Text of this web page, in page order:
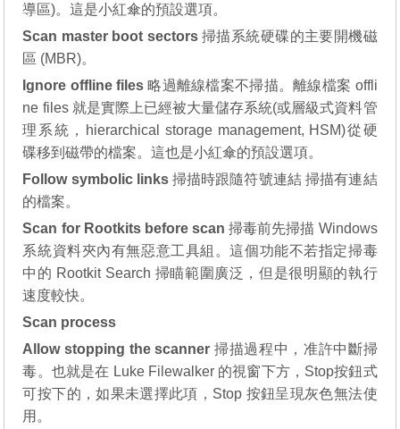
導區)。這是小紅傘的預設選項。
Scan master boot sectors掃描系統硬碟的主要開機磁
區 (MBR)。
Ignore offline files略過離線檔案不掃描。離線檔案 offli
ne files 就是實際上已經被大量儲存系統(或層級式資料管
理系統，hierarchical storage management, HSM)從硬
碟移到磁帶的檔案。這也是小紅傘的預設選項。
Follow symbolic links 掃描時跟隨符號連結 掃描有連結
的檔案。
Scan for Rootkits before scan 掃毒前先掃描 Windows
系統資料夾內有無惡意工具組。這個功能不若指定掃毒
中的 Rootkit Search 掃瞄範圍廣泛，但是很明顯的執行
速度較快。
Scan process
Allow stopping the scanner掃描過程中，准許中斷掃
毒。也就是在 Luke Filewalker 的視窗下方，Stop按鈕式
可按下的，如果未選擇此項，Stop 按鈕呈現灰色無法使
用。